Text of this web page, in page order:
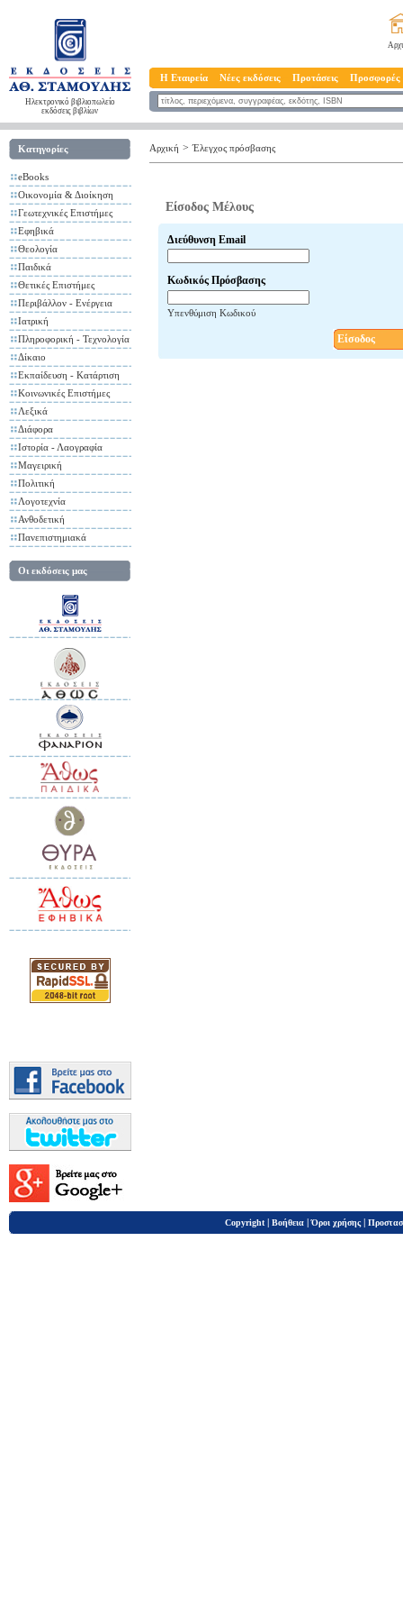
Ηλεκτρονικό βιβλιοπωλείο
εκδόσεις βιβλίων
Η Εταιρεία Νέες εκδόσεις Προτάσεις Προσφορές
Κατηγορίες
eBooks
Οικονομία & Διοίκηση
Γεωτεχνικές Επιστήμες
Εφηβικά
Θεολογία
Παιδικά
Θετικές Επιστήμες
Περιβάλλον - Ενέργεια
Ιατρική
Πληροφορική - Τεχνολογία
Δίκαιο
Εκπαίδευση - Κατάρτιση
Κοινωνικές Επιστήμες
Λεξικά
Διάφορα
Ιστορία - Λαογραφία
Μαγειρική
Πολιτική
Λογοτεχνία
Ανθοδετική
Πανεπιστημιακά
Οι εκδόσεις μας
Αρχική > Έλεγχος πρόσβασης
Είσοδος Μέλους
Διεύθυνση Email
Κωδικός Πρόσβασης
Υπενθύμιση Κωδικού
Είσοδος
Copyright | Βοήθεια |Όροι χρήσης |